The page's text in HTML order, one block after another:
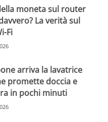
moneta sul router
La verità sul
Fi
arriva la lavatrice
promette doccia e
in pochi minuti